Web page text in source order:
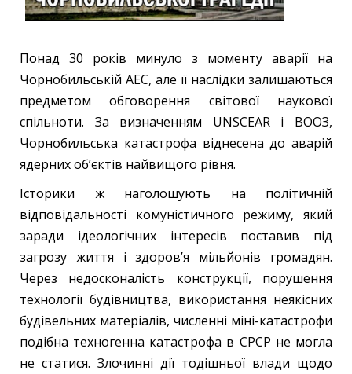
Понад 30 років минуло з моменту аварії на
Чорнобильській АЕС, але її наслідки залишаються
предметом обговорення світової наукової
спільноти. За визначенням UNSCEAR і ВООЗ,
Чорнобильська катастрофа віднесена до аварій
ядерних об’єктів найвищого рівня.
Історики ж наголошують на політичній
відповідальності комуністичного режиму, який
заради ідеологічних інтересів поставив під
загрозу життя і здоров’я мільйонів громадян.
Через недосконалість конструкції, порушення
технології будівництва, використання неякісних
будівельних матеріалів, численні міні-катастрофи
подібна техногенна катастрофа в СРСР не могла
не статися. Злочинні дії тодішньої влади щодо